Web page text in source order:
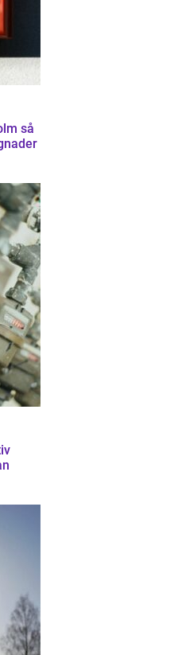
så